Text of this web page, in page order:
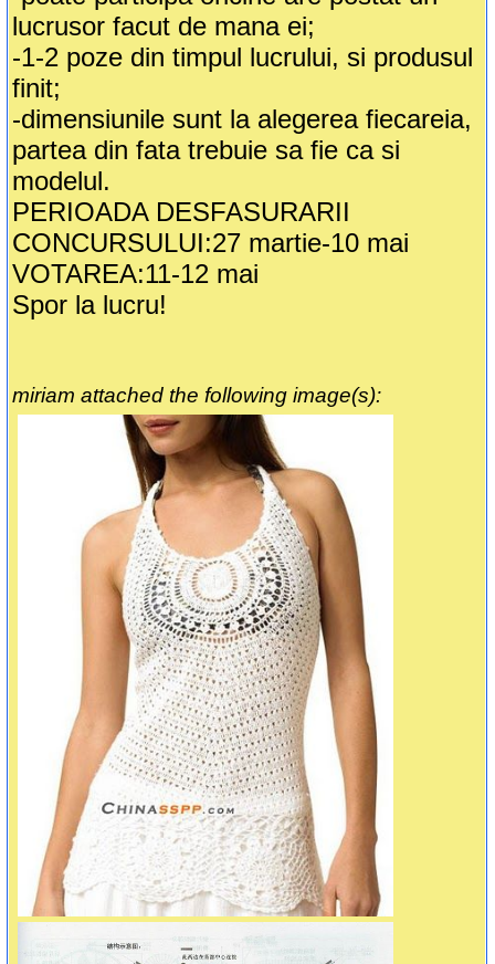
lucrusor facut de mana ei;
-1-2 poze din timpul lucrului, si produsul
finit;
-dimensiunile sunt la alegerea fiecareia,
partea din fata trebuie sa fie ca si
modelul.
PERIOADA DESFASURARII
CONCURSULUI:27 martie-10 mai
VOTAREA:11-12 mai
Spor la lucru!
miriam attached the following image(s):